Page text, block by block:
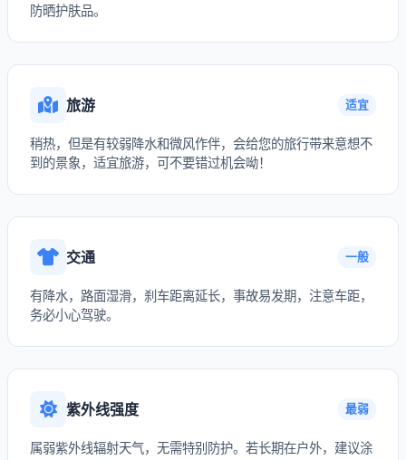
防晒护肤品。
旅游 适宜
稍热，但是有较弱降水和微风作伴，会给您的旅行带来意想不
到的景象，适宜旅游，可不要错过机会呦！
交通 一般
有降水，路面湿滑，刹车距离延长，事故易发期，注意车距，
务必小心驾驶。
紫外线强度 最弱
属弱紫外线辐射天气，无需特别防护。若长期在户外，建议涂